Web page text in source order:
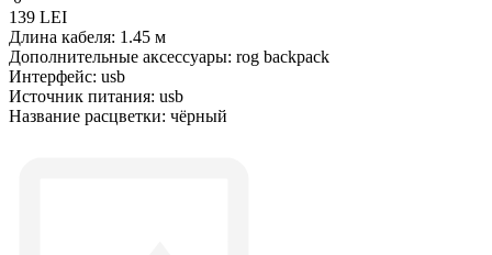
139 LEI
Длина кабеля: 1.45 м
Дополнительные аксессуары: rog backpack
Интерфейс: usb
Источник питания: usb
Название расцветки: чёрный